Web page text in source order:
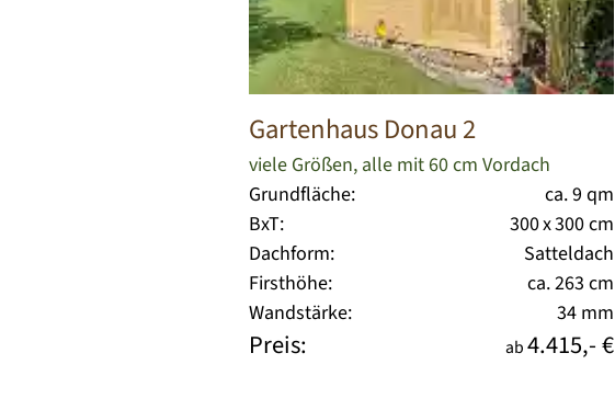
Gartenhaus Donau 2
viele Größen, alle mit 60 cm Vordach
Grundfläche:
ca. 9 qm
BxT:
300 x 300 cm
Dachform:
Satteldach
Firsthöhe:
ca. 263 cm
Wandstärke:
34 mm
Preis: ab4.415,- €